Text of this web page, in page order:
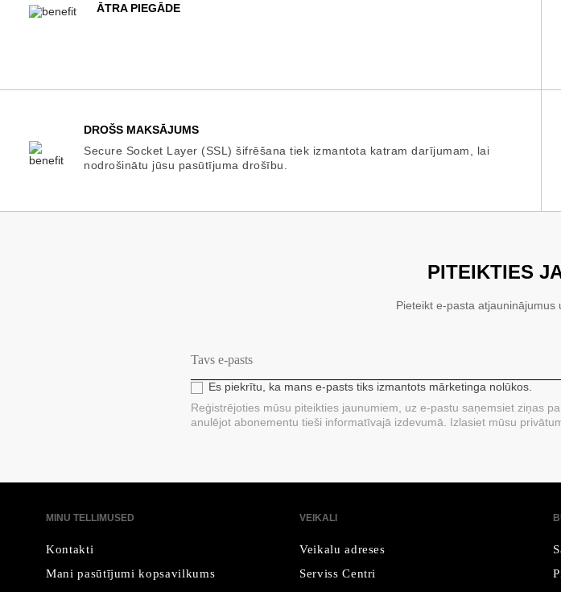
ĀTRA PIEGĀDE
DROŠS MAKSĀJUMS
Secure Socket Layer (SSL) šifrēšana tiek izmantota katram darījumam, lai
nodrošinātu jūsu pasūtījuma drošību.
PITEIKTIES
Pieteikt e-pasta atjauninājumus
Es piekrītu, ka mans e-pasts tiks izmantots mārketinga nolūkos.
Reģistrējoties mūsu piteikties jaunumiem, uz e-pastu saņemsiet ziņas
anulējot abonementu tieši informatīvajā izdevumā. Izlasiet mūsu
MINU TELLIMUSED
Kontakti
Mani pasūtījumi kopsavilkums
VEIKALI
Veikalu adreses
Serviss Centri